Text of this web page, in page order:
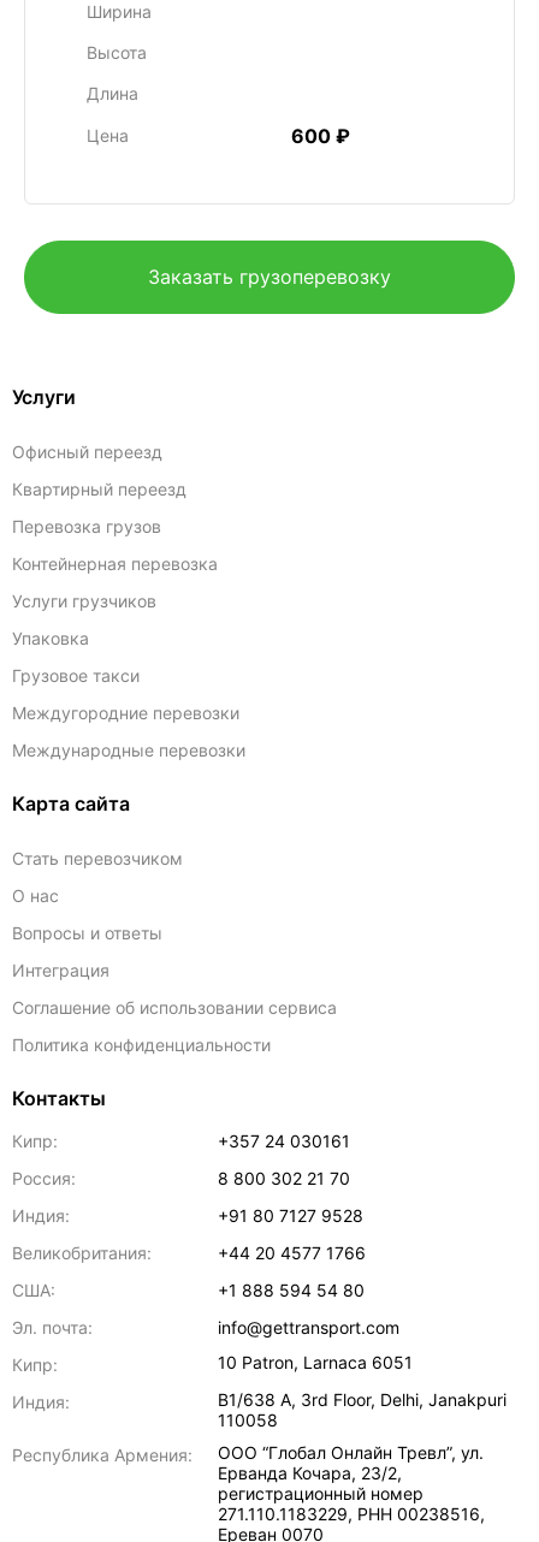
Ширина
Высота
Длина
Цена 600 ₽
Заказать грузоперевозку
Услуги
Офисный переезд
Квартирный переезд
Перевозка грузов
Контейнерная перевозка
Услуги грузчиков
Упаковка
Грузовое такси
Междугородние перевозки
Международные перевозки
Карта сайта
Стать перевозчиком
О нас
Вопросы и ответы
Интеграция
Соглашение об использовании сервиса
Политика конфиденциальности
Контакты
Кипр:
+357 24 030161
Россия:
8 800 302 21 70
Индия:
+91 80 7127 9528
Великобритания:
+44 20 4577 1766
США:
+1 888 594 54 80
Эл. почта:
info@gettransport.com
Кипр:
10 Patron, Larnaca 6051
Индия:
B1/638 A, 3rd Floor, Delhi,Janakpuri
110058
Республика Армения:
ООО “Глобал Онлайн Тревл”, ул.
Ерванда Кочара, 23/2,
регистрационный номер
271.110.1183229, РНН 00238516,
Ереван 0070